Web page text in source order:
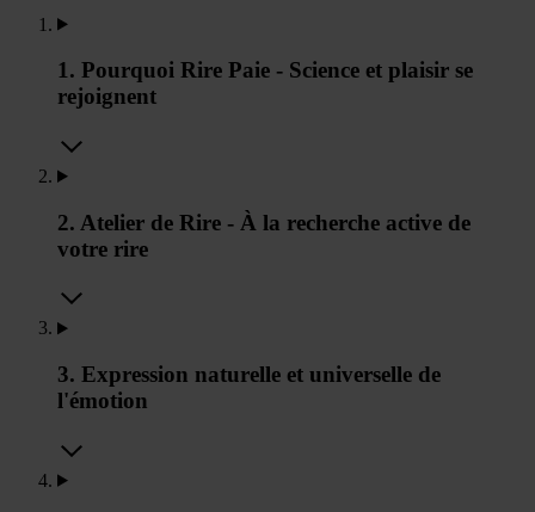
1. Pourquoi Rire Paie - Science et plaisir se
rejoignent
2. Atelier de Rire - À la recherche active de
votre rire
3. Expression naturelle et universelle de
l'émotion